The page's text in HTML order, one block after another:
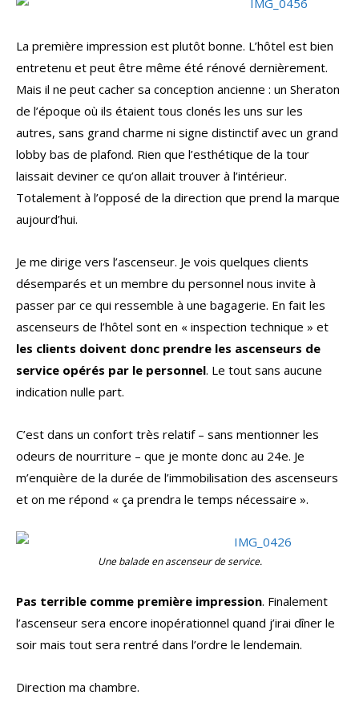
La première impression est plutôt bonne. L’hôtel est bien
entretenu et peut être même été rénové dernièrement.
Mais il ne peut cacher sa conception ancienne : un Sheraton
de l’époque où ils étaient tous clonés les uns sur les
autres, sans grand charme ni signe distinctif avec un grand
lobby bas de plafond. Rien que l’esthétique de la tour
laissait deviner ce qu’on allait trouver à l’intérieur.
Totalement à l’opposé de la direction que prend la marque
aujourd’hui.
Je me dirige vers l’ascenseur. Je vois quelques clients
désemparés et un membre du personnel nous invite à
passer par ce qui ressemble à une bagagerie. En fait les
ascenseurs de l’hôtel sont en « inspection technique » et
les clients doivent donc prendre les ascenseurs de
service opérés par le personnel. Le tout sans aucune
indication nulle part.
C’est dans un confort très relatif – sans mentionner les
odeurs de nourriture – que je monte donc au 24e. Je
m’enquière de la durée de l’immobilisation des ascenseurs
et on me répond « ça prendra le temps nécessaire ».
Une balade en ascenseur de service.
Pas terrible comme première impression. Finalement
l’ascenseur sera encore inopérationnel quand j’irai dîner le
soir mais tout sera rentré dans l’ordre le lendemain.
Direction ma chambre.